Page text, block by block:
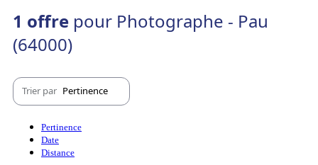
1 offre pour Photographe - Pau
(64000)
Trier par Pertinence
Pertinence
Date
Distance